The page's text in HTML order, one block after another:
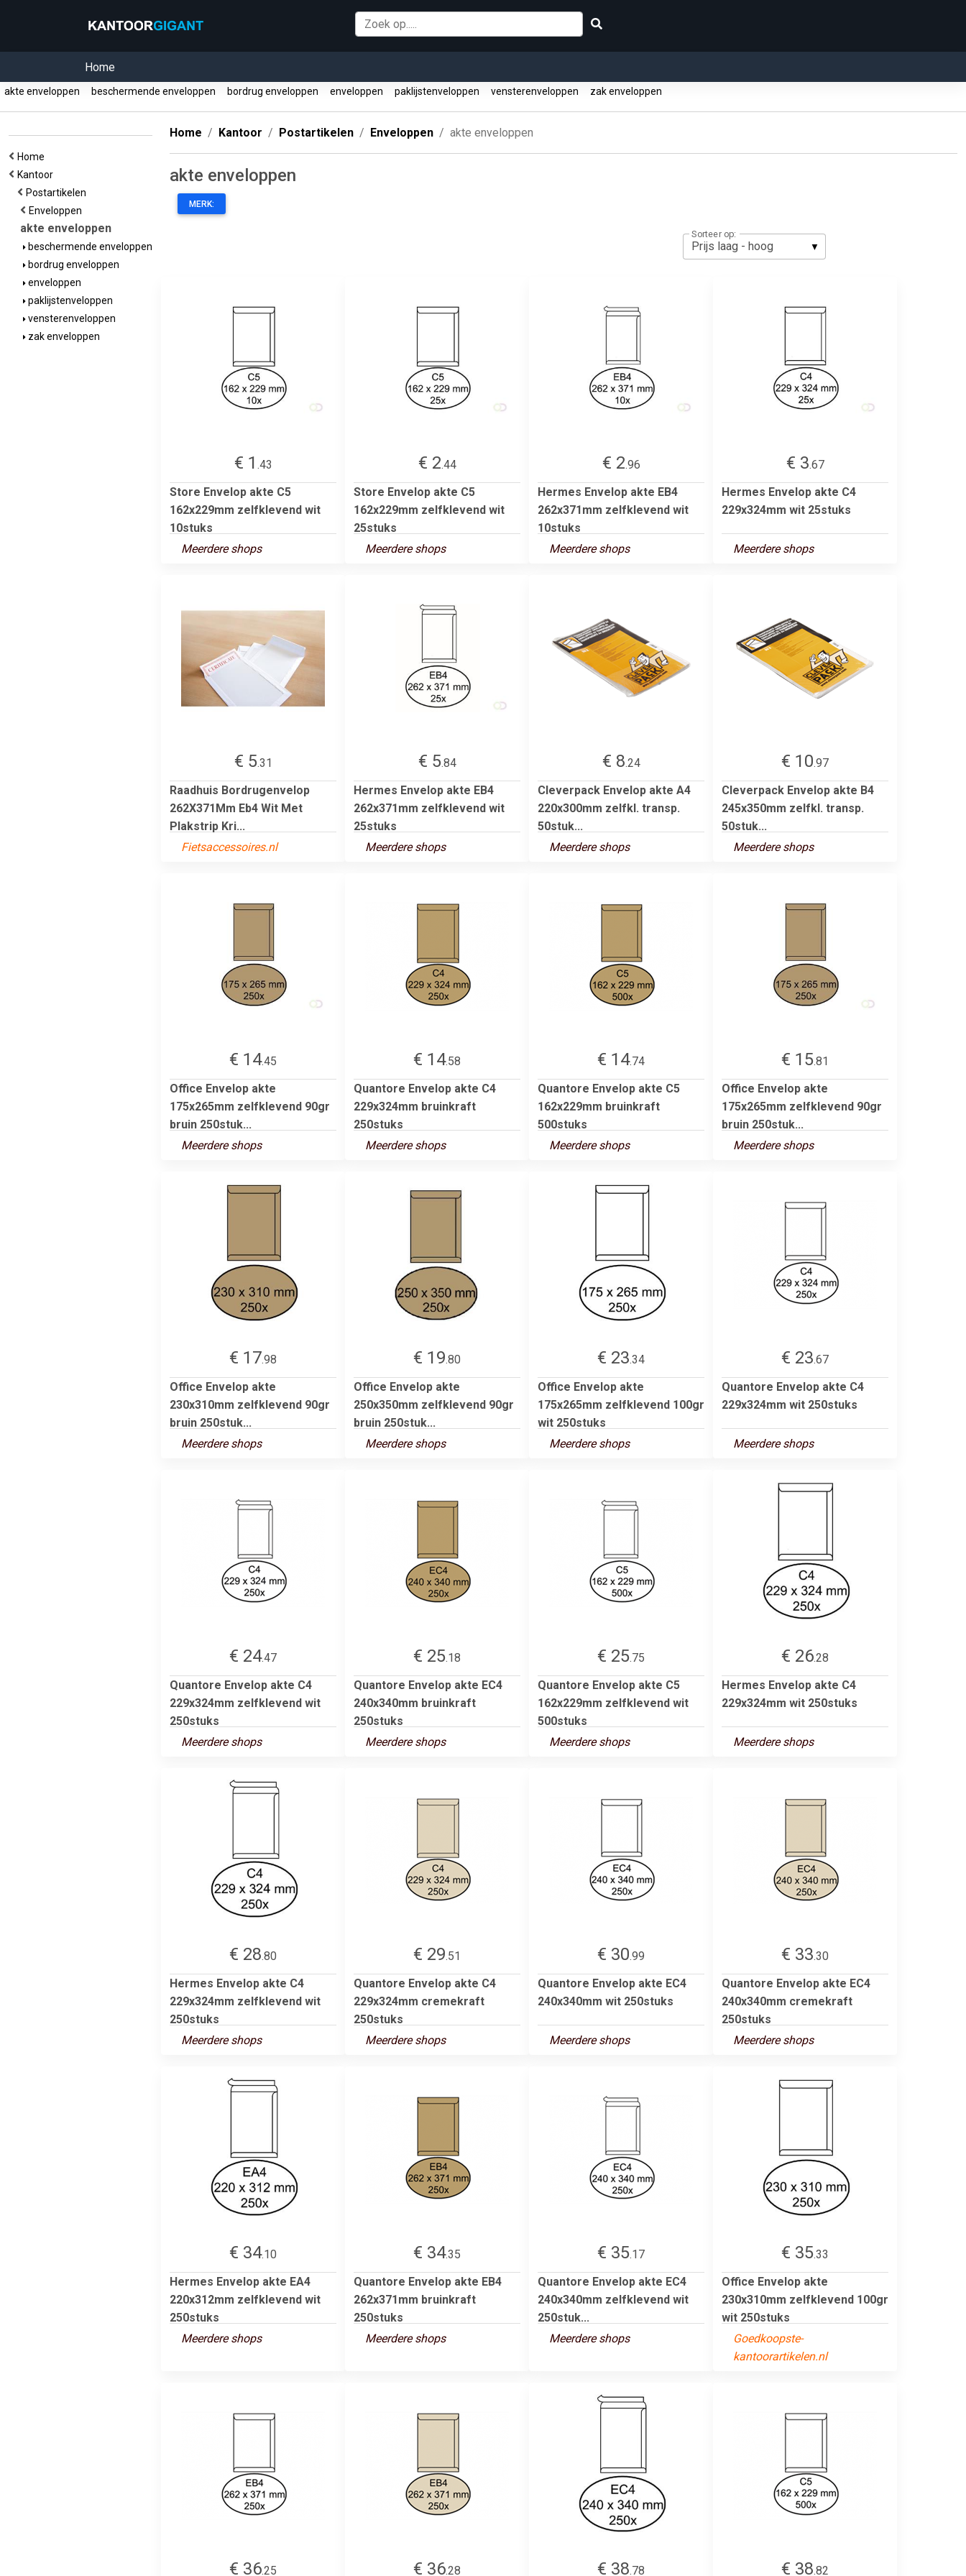
Home
akte enveloppen beschermende enveloppen bordrug enveloppen enveloppen paklijstenveloppen vensterenveloppen zak enveloppen
Home
Kantoor
Postartikelen
Enveloppen
akte enveloppen
beschermende enveloppen
bordrug enveloppen
enveloppen
paklijstenveloppen
vensterenveloppen
zak enveloppen
Home Kantoor Postartikelen Enveloppen akte enveloppen
akte enveloppen
MERK:
Sorteer op:
€ 1 .43
Store Envelop akte C5
162x229mm zelfklevend wit
10stuks
Meerdere shops
€ 2.44
Store Envelop akte C5
162x229mm zelfklevend wit
25stuks
Meerdere shops
€ 2.96
Hermes Envelop akte EB4
262x371mm zelfklevend wit
10stuks
Meerdere shops
€ 3.67
Hermes Envelop akte C4
229x324mm wit 25stuks
Meerdere shops
€ 5.31
Raadhuis Bordrugenvelop
262X371Mm Eb4 Wit Met
Plakstrip Kri...
Fietsaccessoires.nl
€ 5.84
Hermes Envelop akte EB4
262x371mm zelfklevend wit
25stuks
Meerdere shops
€ 8.24
Cleverpack Envelop akte A4
220x300mm zelfkl. transp.
50stuk...
Meerdere shops
€ 10.97
Cleverpack Envelop akte B4
245x350mm zelfkl. transp.
50stuk...
Meerdere shops
€ 14.45
Office Envelop akte
175x265mm zelfklevend 90gr
bruin 250stuk...
Meerdere shops
€ 14.58
Quantore Envelop akte C4
229x324mm bruinkraft
250stuks
Meerdere shops
€ 14.74
Quantore Envelop akte C5
162x229mm bruinkraft
500stuks
Meerdere shops
€ 15.81
Office Envelop akte
175x265mm zelfklevend 90gr
bruin 250stuk...
Meerdere shops
€ 17.98
Office Envelop akte
230x310mm zelfklevend 90gr
bruin 250stuk...
Meerdere shops
€ 19.80
Office Envelop akte
250x350mm zelfklevend 90gr
bruin 250stuk...
Meerdere shops
€ 23.34
Office Envelop akte
175x265mm zelfklevend 100gr
wit 250stuks
Meerdere shops
€ 23.67
Quantore Envelop akte C4
229x324mm wit 250stuks
Meerdere shops
€ 24.47
Quantore Envelop akte C4
229x324mm zelfklevend wit
250stuks
Meerdere shops
€ 25.18
Quantore Envelop akte EC4
240x340mm bruinkraft
250stuks
Meerdere shops
€ 25.75
Quantore Envelop akte C5
162x229mm zelfklevend wit
500stuks
Meerdere shops
€ 26.28
Hermes Envelop akte C4
229x324mm wit 250stuks
Meerdere shops
€ 28.80
Hermes Envelop akte C4
229x324mm zelfklevend wit
250stuks
Meerdere shops
€ 29.51
Quantore Envelop akte C4
229x324mm cremekraft
250stuks
Meerdere shops
€ 30.99
Quantore Envelop akte EC4
240x340mm wit 250stuks
Meerdere shops
€ 33.30
Quantore Envelop akte EC4
240x340mm cremekraft
250stuks
Meerdere shops
€ 34.10
Hermes Envelop akte EA4
220x312mm zelfklevend wit
250stuks
Meerdere shops
€ 34.35
Quantore Envelop akte EB4
262x371mm bruinkraft
250stuks
Meerdere shops
€ 35.17
Quantore Envelop akte EC4
240x340mm zelfklevend wit
250stuk...
Meerdere shops
€ 35.33
Office Envelop akte
230x310mm zelfklevend 100gr
wit 250stuks
Goedkoopste-
kantoorartikelen.nl
€ 36.25 € 36.28 € 38.78 € 38.82